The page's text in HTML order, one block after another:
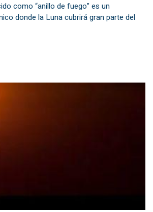
como “anillo de fuego” es un
donde la Luna cubrirá gran parte del